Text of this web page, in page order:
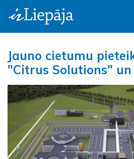
Jauno cietumu
"Citrus Solutions" un